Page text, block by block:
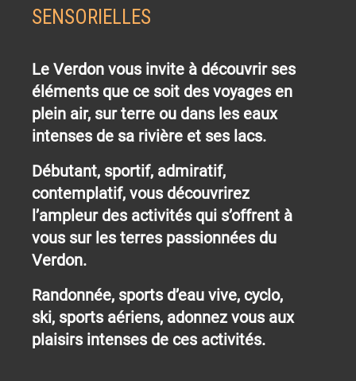
SENSORIELLES
Le Verdon vous invite à découvrir ses
éléments que ce soit des voyages en
plein air, sur terre ou dans les eaux
intenses de sa rivière et ses lacs.
Débutant, sportif, admiratif,
contemplatif, vous découvrirez
l’ampleur des activités qui s’offrent à
vous sur les terres passionnées du
Verdon.
Randonnée, sports d’eau vive, cyclo,
ski, sports aériens, adonnez vous aux
plaisirs intenses de ces activités.